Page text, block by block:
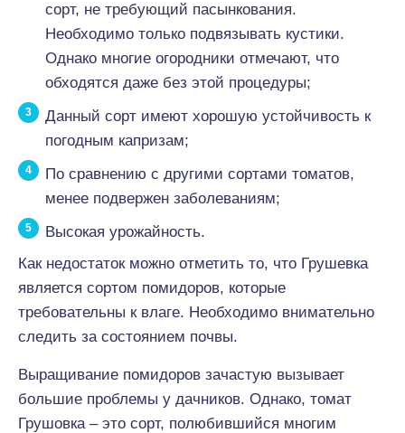
сорт, не требующий пасынкования.
Необходимо только подвязывать кустики.
Однако многие огородники отмечают, что
обходятся даже без этой процедуры;
Данный сорт имеют хорошую устойчивость к
погодным капризам;
По сравнению с другими сортами томатов,
менее подвержен заболеваниям;
Высокая урожайность.
Как недостаток можно отметить то, что Грушевка
является сортом помидоров, которые
требовательны к влаге. Необходимо внимательно
следить за состоянием почвы.
Выращивание помидоров зачастую вызывает
большие проблемы у дачников. Однако, томат
Грушовка – это сорт, полюбившийся многим